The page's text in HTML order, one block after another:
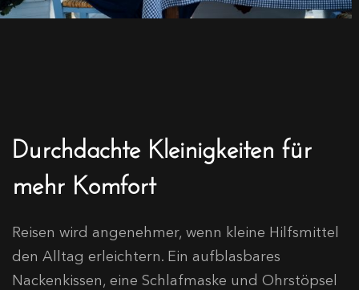
Durchdachte Kleinigkeiten für
mehr Komfort
Reisen wird angenehmer, wenn kleine Hilfsmittel
den Alltag erleichtern. Ein aufblasbares
Nackenkissen, eine Schlafmaske und Ohrstöpsel